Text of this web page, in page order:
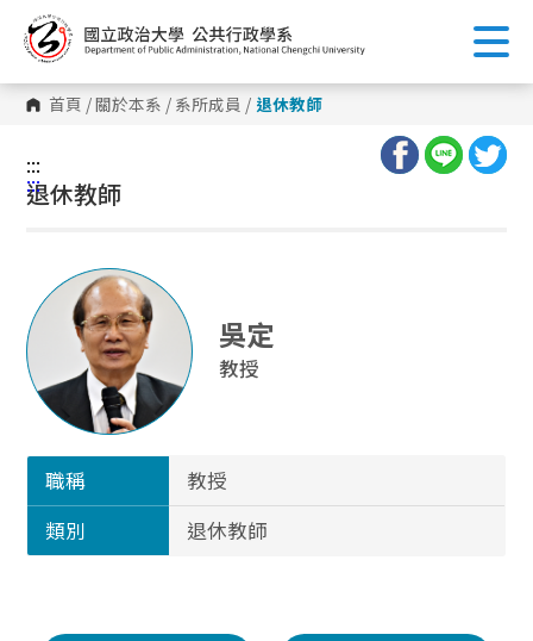
到
主
內
容 首頁 /關於本系 / 系所成員 / 退休教師
:::
:::
退休教師
吳定
教授
職稱
教授
類別
退休教師